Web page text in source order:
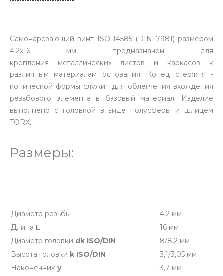
Самонарезающий винт ISO 14585 (DIN 7981) размером
4,2x16 мм предназначен для
крепления металлических листов и каркасов к
различным материалам основания. Конец стержня -
конической формы служит для облегчения вхождения
резьбового элемента в базовый материал. Изделие
выполнено с головкой в виде полусферы и шлицем
TORX.
Размеры:
Диаметр резьбы
4,2 мм
Длина L
16 мм
Диаметр головки dk ISO/DIN
8/8,2 мм
Высота головки k ISO/DIN
3,1/3,05 мм
Наконечник y
3,7 мм